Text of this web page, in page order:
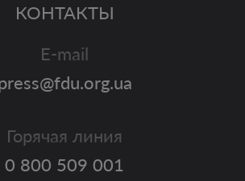
КОНТАКТЫ
E-mail
Горячая линия
0 800 509 001